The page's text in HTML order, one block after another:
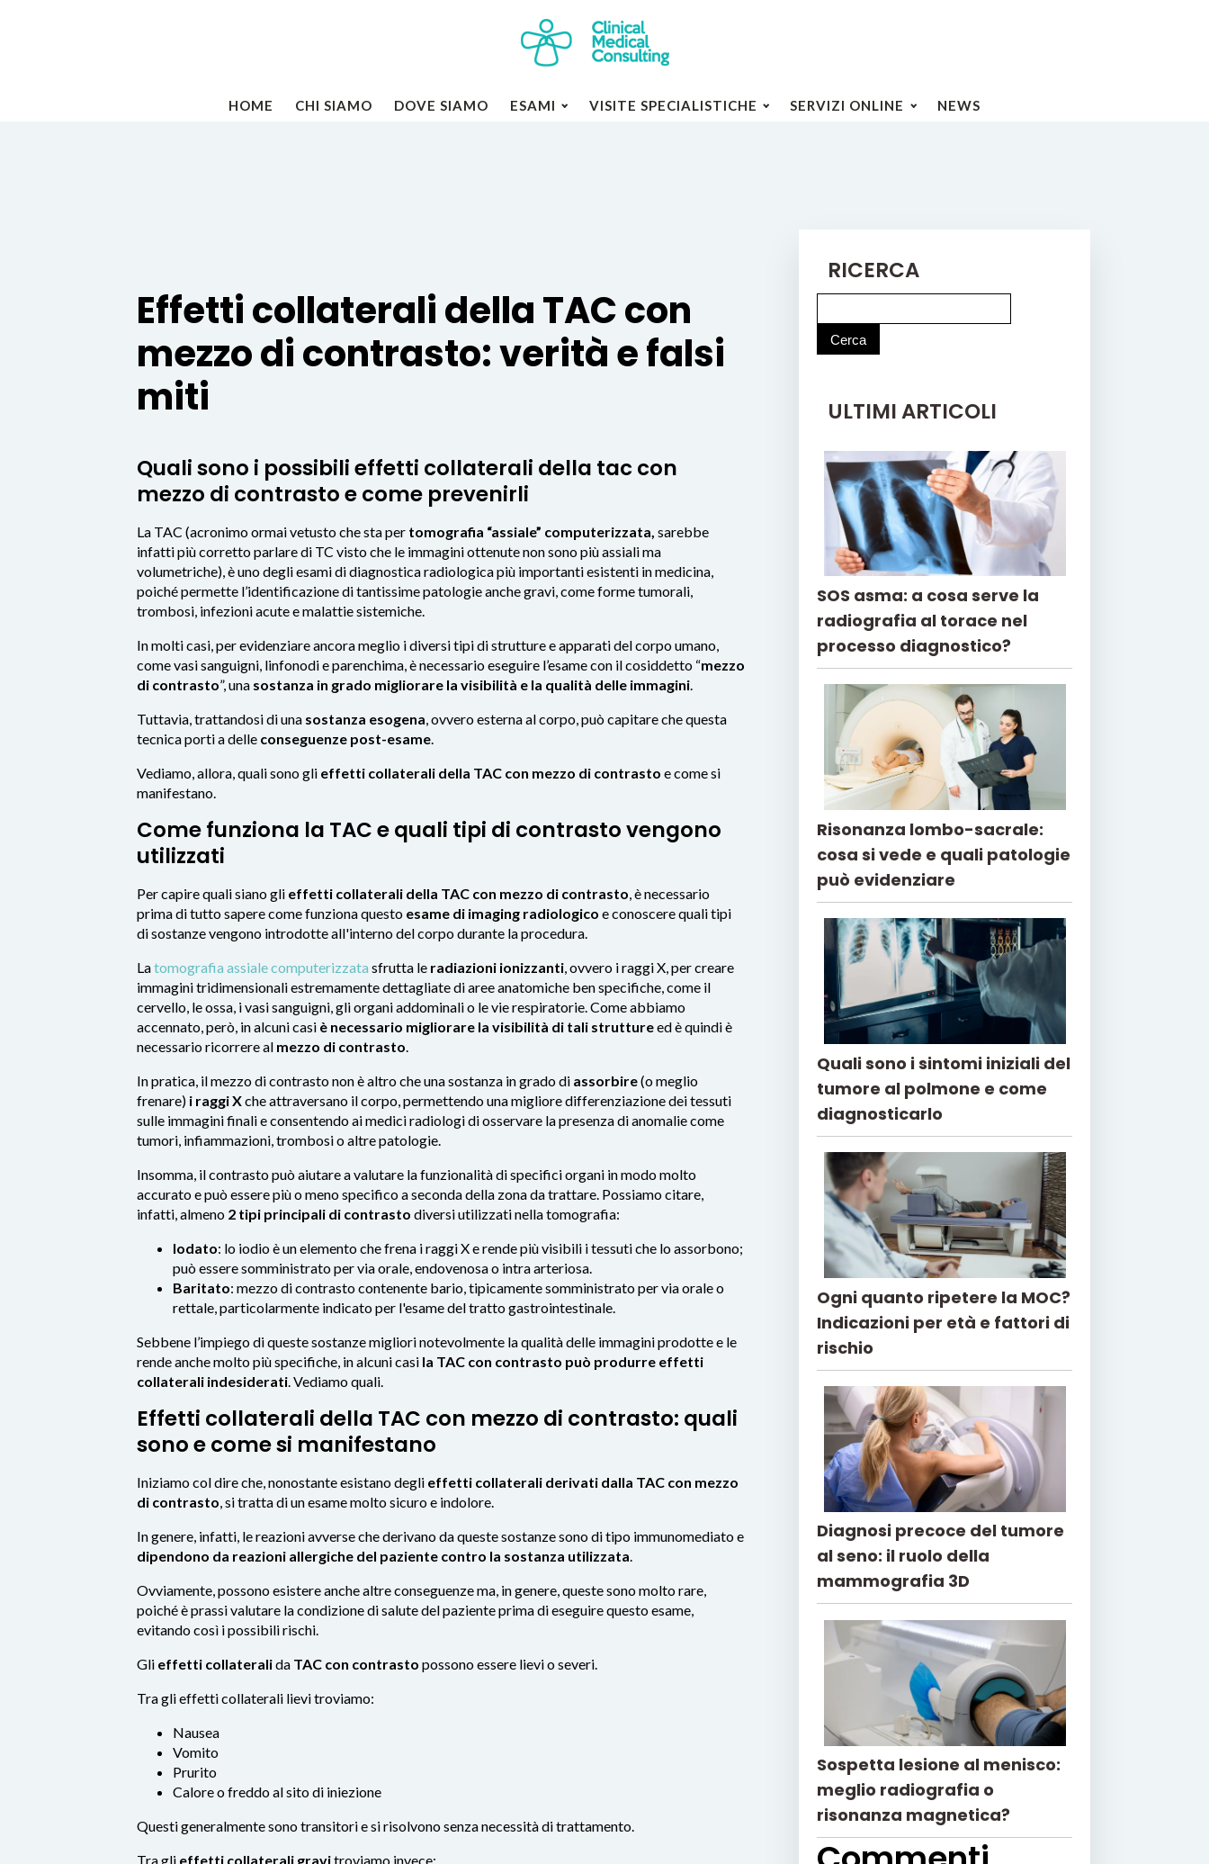
HOME CHI SIAMO DOVE SIAMO ESAMI VISITE SPECIALISTICHE SERVIZI ONLINE NEWS
Effetti collaterali della TAC con
mezzo di contrasto: verità e falsi
miti
Quali sono i possibili effetti collaterali della tac con
mezzo di contrasto e come prevenirli
La TAC (acronimo ormai vetusto che sta per tomografia “assiale” computerizzata, sarebbe
infatti più corretto parlare di TC visto che le immagini ottenute non sono più assiali ma
volumetriche), è uno degli esami di diagnostica radiologica più importanti esistenti in medicina,
poiché permette l’identificazione di tantissime patologie anche gravi, come forme tumorali,
trombosi, infezioni acute e malattie sistemiche.
In molti casi, per evidenziare ancora meglio i diversi tipi di strutture e apparati del corpo umano,
come vasi sanguigni, linfonodi e parenchima, è necessario eseguire l’esame con il cosiddetto “mezzo
di contrasto”, una sostanza in grado migliorare la visibilità e la qualità delle immagini.
Tuttavia, trattandosi di una sostanza esogena, ovvero esterna al corpo, può capitare che questa
tecnica porti a delle conseguenze post-esame.
Vediamo, allora, quali sono gli effetti collaterali della TAC con mezzo di contrasto e come si
manifestano.
Come funziona la TAC e quali tipi di contrasto vengono
utilizzati
Per capire quali siano gli effetti collaterali della TAC con mezzo di contrasto, è necessario
prima di tutto sapere come funziona questo esame di imaging radiologico e conoscere quali tipi
di sostanze vengono introdotte all'interno del corpo durante la procedura.
Latomografia assiale computerizzata sfrutta le radiazioni ionizzanti, ovvero i raggi X, per creare
immagini tridimensionali estremamente dettagliate di aree anatomiche ben specifiche, come il
cervello, le ossa, i vasi sanguigni, gli organi addominali o le vie respiratorie. Come abbiamo
accennato, però, in alcuni casi è necessario migliorare la visibilità di tali struttureed è quindi è
necessario ricorrere al mezzo di contrasto.
In pratica, il mezzo di contrasto non è altro che una sostanza in grado di assorbire(o meglio
frenare) i raggi Xche attraversano il corpo, permettendo una migliore differenziazione dei tessuti
sulle immagini finali e consentendo ai medici radiologi di osservare la presenza di anomalie come
tumori, infiammazioni, trombosi o altre patologie.
Insomma, il contrasto può aiutare a valutare la funzionalità di specifici organi in modo molto
accurato e può essere più o meno specifico a seconda della zona da trattare. Possiamo citare,
infatti, almeno 2 tipi principali di contrasto diversi utilizzati nella tomografia:
Iodato: lo iodio è un elemento che frena i raggi X e rende più visibili i tessuti che lo assorbono;
può essere somministrato per via orale, endovenosa o intra arteriosa.
Baritato: mezzo di contrasto contenente bario, tipicamente somministrato per via orale o
rettale, particolarmente indicato per l'esame del tratto gastrointestinale.
Sebbene l’impiego di queste sostanze migliori notevolmente la qualità delle immagini prodotte e le
rende anche molto più specifiche, in alcuni casi la TAC con contrasto può produrre effetti
collaterali indesiderati. Vediamo quali.
Effetti collaterali della TAC con mezzo di contrasto: quali
sono e come si manifestano
Iniziamo col dire che, nonostante esistano degli effetti collaterali derivati dalla TAC con mezzo
di contrasto, si tratta di un esame molto sicuro e indolore.
In genere, infatti, le reazioni avverse che derivano da queste sostanze sono di tipo immunomediato e
dipendono da reazioni allergiche del paziente contro la sostanza utilizzata.
Ovviamente, possono esistere anche altre conseguenze ma, in genere, queste sono molto rare,
poiché è prassi valutare la condizione di salute del paziente prima di eseguire questo esame,
evitando così i possibili rischi.
Gli effetti collateralida TAC con contrasto possono essere lievi o severi.
Tra gli effetti collaterali lievi troviamo:
Nausea
Vomito
Prurito
Calore o freddo al sito di iniezione
Questi generalmente sono transitori e si risolvono senza necessità di trattamento.
Tra gli effetti collaterali gravitroviamo invece:
RICERCA
ULTIMI ARTICOLI
SOS asma: a cosa serve la
radiografia al torace nel
processo diagnostico?
Risonanza lombo-sacrale:
cosa si vede e quali patologie
può evidenziare
Quali sono i sintomi iniziali del
tumore al polmone e come
diagnosticarlo
Ogni quanto ripetere la MOC?
Indicazioni per età e fattori di
rischio
Diagnosi precoce del tumore
al seno: il ruolo della
mammografia 3D
Sospetta lesione al menisco:
meglio radiografia o
risonanza magnetica?